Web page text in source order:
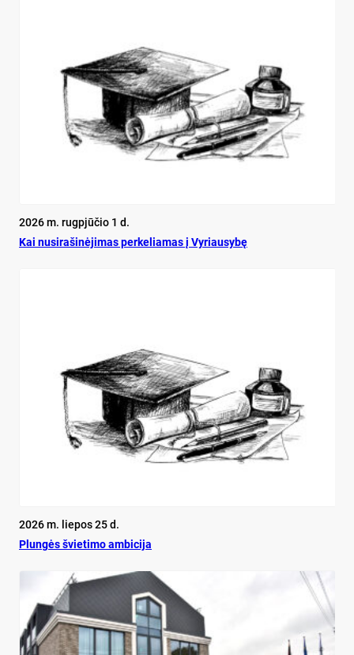
2026 m. rugpjūčio 1 d.
Kai nu­si­ra­ši­nė­ji­mas per­ke­lia­mas į Vy­riau­sy­bę
2026 m. liepos 25 d.
Plun­gės švie­ti­mo am­bi­ci­ja